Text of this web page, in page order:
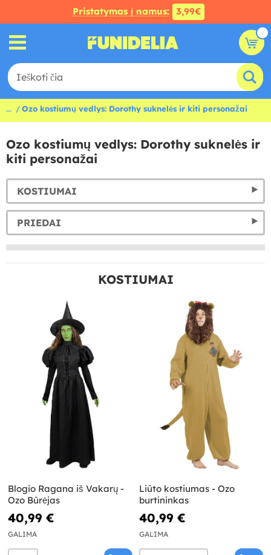
Pristatymas į namus: 3,99€
... Ozo kostiumų vedlys: Dorothy suknelės ir kiti personažai
Ozo kostiumų vedlys: Dorothy suknelės ir
kiti personažai
KOSTIUMAI
PRIEDAI
KOSTIUMAI
Blogio Ragana iš Vakarų -
Ozo Būrėjas
40,99 €
GALIMA
Liūto kostiumas - Ozo
burtininkas
40,99 €
GALIMA